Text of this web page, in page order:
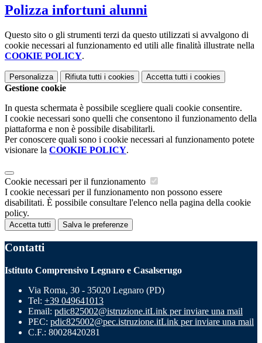
Polizza infortuni alunni
Questo sito o gli strumenti terzi da questo utilizzati si avvalgono di
cookie necessari al funzionamento ed utili alle finalità illustrate nella
COOKIE POLICY.
Personalizza Rifiuta tutti i cookies Accetta tutti i cookies
Gestione cookie
In questa schermata è possibile scegliere quali cookie consentire.
I cookie necessari sono quelli che consentono il funzionamento della
piattaforma e non è possibile disabilitarli.
Per conoscere quali sono i cookie necessari al funzionamento potete
visionare la COOKIE POLICY.
Cookie necessari per il funzionamento
I cookie necessari per il funzionamento non possono essere
disabilitati. È possibile consultare l'elenco nella pagina della cookie
policy.
Accetta tutti Salva le preferenze
Contatti
Istituto Comprensivo Legnaro e Casalserugo
Via Roma, 30 - 35020 Legnaro (PD)
Tel: +39 049641013
Email: pdic825002@istruzione.itLink per inviare una mail
PEC: pdic825002@pec.istruzione.itLink per inviare una mail
C.F.: 80028420281